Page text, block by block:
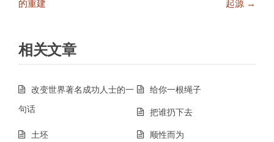
的重建
起源 →
相关文章
改变世界著名成功人士的一
句话
给你一根绳子
把谁扔下去
土坯
顺性而为